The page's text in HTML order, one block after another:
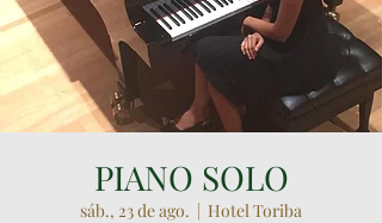
PIANO SOLO
sáb., 23 de ago.
  |
Hotel Toriba